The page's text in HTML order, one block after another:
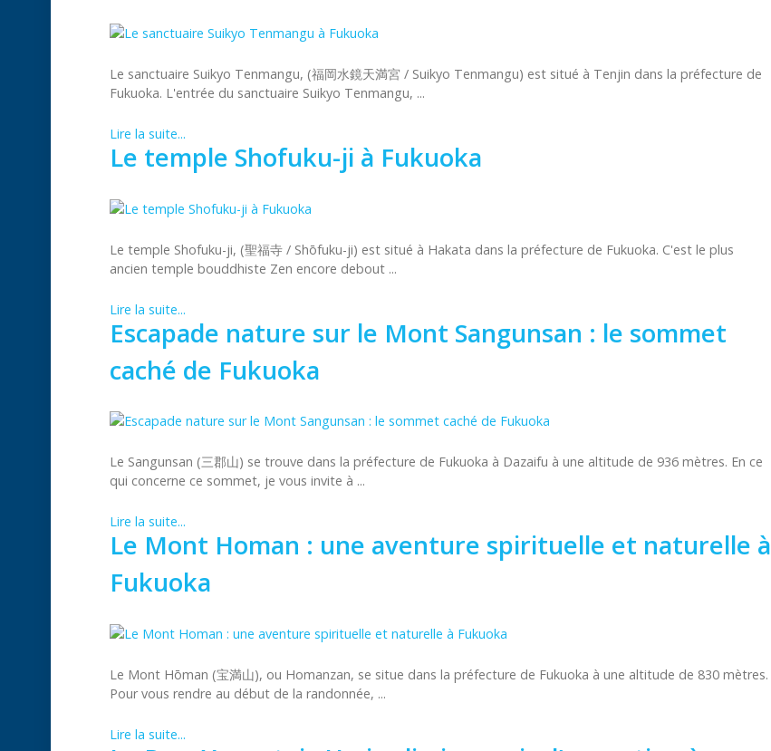
Le sanctuaire Suikyo Tenmangu, (福岡水鏡天満宮 / Suikyo Tenmangu) est situé à Tenjin dans la préfecture de
Fukuoka. L'entrée du sanctuaire Suikyo Tenmangu, ...
Lire la suite...
Le temple Shofuku-ji à Fukuoka
Le temple Shofuku-ji, (聖福寺 / Shōfuku-ji) est situé à Hakata dans la préfecture de Fukuoka. C'est le plus
ancien temple bouddhiste Zen encore debout ...
Lire la suite...
Escapade nature sur le Mont Sangunsan : le sommet
caché de Fukuoka
Le Sangunsan (三郡山) se trouve dans la préfecture de Fukuoka à Dazaifu à une altitude de 936 mètres. En ce
qui concerne ce sommet, je vous invite à ...
Lire la suite...
Le Mont Homan : une aventure spirituelle et naturelle à
Fukuoka
Le Mont Hōman (宝満山), ou Homanzan, se situe dans la préfecture de Fukuoka à une altitude de 830 mètres.
Pour vous rendre au début de la randonnée, ...
Lire la suite...